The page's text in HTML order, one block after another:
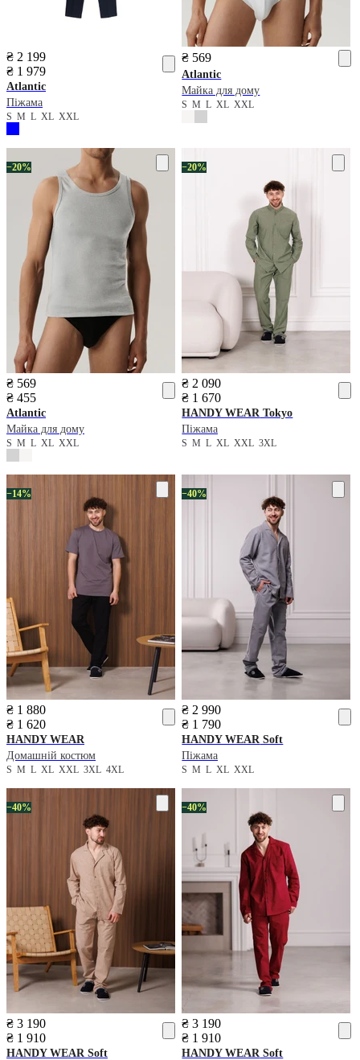
₴ 2 199
₴ 1 979
Atlantic
Піжама
S M L XL XXL
₴ 569
Atlantic
Майка для дому
SMLXLXXL
−20%
₴ 569
₴ 455
Atlantic
Майка для дому
S M L XL XXL
−20%
₴ 2 090
₴ 1 670
HANDY WEAR Tokyo
Піжама
SMLXLXXL3XL
−14%
₴ 1 880
₴ 1 620
HANDY WEAR
Домашній костюм
S M L XL XXL 3XL 4XL
−40%
₴ 2 990
₴ 1 790
HANDY WEAR Soft
Піжама
SMLXLXXL
−40%
₴ 3 190
₴ 1 910
HANDY WEAR Soft
−40%
₴ 3 190
₴ 1 910
HANDY WEAR Soft